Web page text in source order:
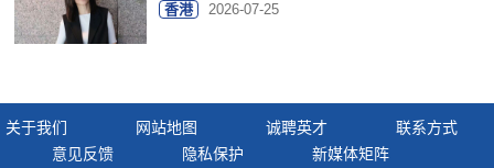
香港 2026-07-25
关于我们 网站地图 诚聘英才
联系方式
意见反馈
隐私保护 新媒体矩阵